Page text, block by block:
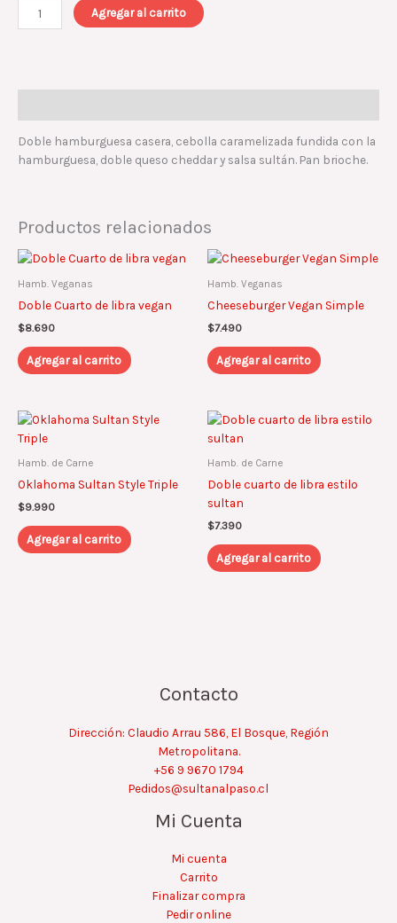
Agregar al carrito
Doble hamburguesa casera, cebolla caramelizada fundida con la
hamburguesa, doble queso cheddar y salsa sultán. Pan brioche.
Productos relacionados
Hamb. Veganas
Doble Cuarto de libra vegan
$8.690
Agregar al carrito
Hamb. Veganas
Cheeseburger Vegan Simple
$7.490
Agregar al carrito
Hamb. de Carne
Oklahoma Sultan Style Triple
$9.990
Agregar al carrito
Hamb. de Carne
Doble cuarto de libra estilo
sultan
$7.390
Agregar al carrito
Contacto
Dirección: Claudio Arrau 586, El Bosque, Región
Metropolitana.
+56 9 9670 1794
Pedidos@sultanalpaso.cl
Mi Cuenta
Mi cuenta
Carrito
Finalizar compra
Pedir online